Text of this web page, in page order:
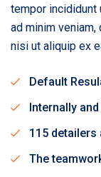
tempor incididunt
ad minim
nisi ut aliquip ex
Default
Internally
115 detailers
The